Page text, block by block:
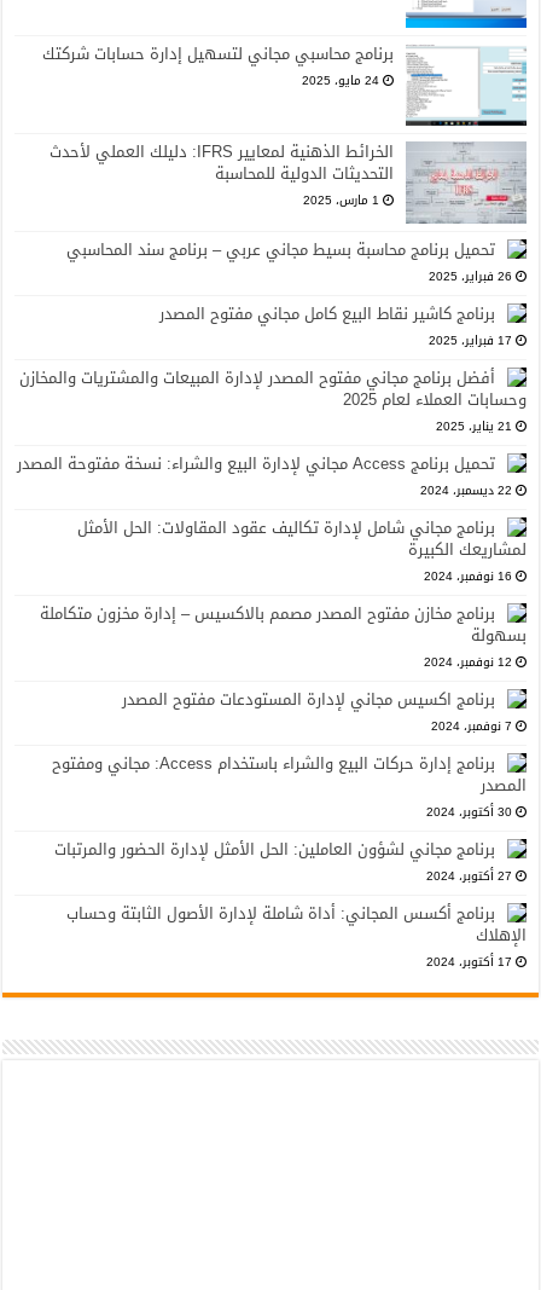
برنامج محاسبي مجاني لتسهيل إدارة حسابات شركتك
24 مايو، 2025
الخرائط الذهنية لمعايير IFRS: دليلك العملي لأحدث
التحديثات الدولية للمحاسبة
1 مارس، 2025
تحميل برنامج محاسبة بسيط مجاني عربي – برنامج سند المحاسبي
26 فبراير، 2025
برنامج كاشير نقاط البيع كامل مجاني مفتوح المصدر
17 فبراير، 2025
أفضل برنامج مجاني مفتوح المصدر لإدارة المبيعات والمشتريات والمخازن
وحسابات العملاء لعام 2025
21 يناير، 2025
تحميل برنامج Access مجاني لإدارة البيع والشراء: نسخة مفتوحة المصدر
22 ديسمبر، 2024
برنامج مجاني شامل لإدارة تكاليف عقود المقاولات: الحل الأمثل
لمشاريعك الكبيرة
16 نوفمبر، 2024
برنامج مخازن مفتوح المصدر مصمم بالاكسيس – إدارة مخزون متكاملة
بسهولة
12 نوفمبر، 2024
برنامج اكسيس مجاني لإدارة المستودعات مفتوح المصدر
7 نوفمبر، 2024
برنامج إدارة حركات البيع والشراء باستخدام Access: مجاني ومفتوح
المصدر
30 أكتوبر، 2024
برنامج مجاني لشؤون العاملين: الحل الأمثل لإدارة الحضور والمرتبات
27 أكتوبر، 2024
برنامج أكسس المجاني: أداة شاملة لإدارة الأصول الثابتة وحساب
الإهلاك
17 أكتوبر، 2024